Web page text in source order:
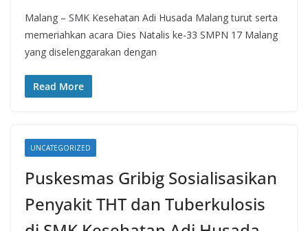
Malang – SMK Kesehatan Adi Husada Malang turut serta
memeriahkan acara Dies Natalis ke-33 SMPN 17 Malang
yang diselenggarakan dengan
Read More
UNCATEGORIZED
Puskesmas Gribig Sosialisasikan
Penyakit THT dan Tuberkulosis